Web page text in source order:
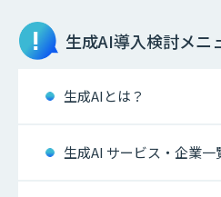
生成AI導入検討メニ
生成AIとは？
生成AI サービス・企業一